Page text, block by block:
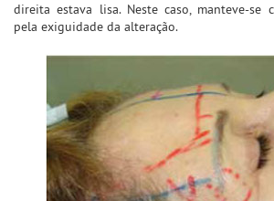
direita estava lisa. Neste caso, manteve-se
pela exiguidade da alteração.